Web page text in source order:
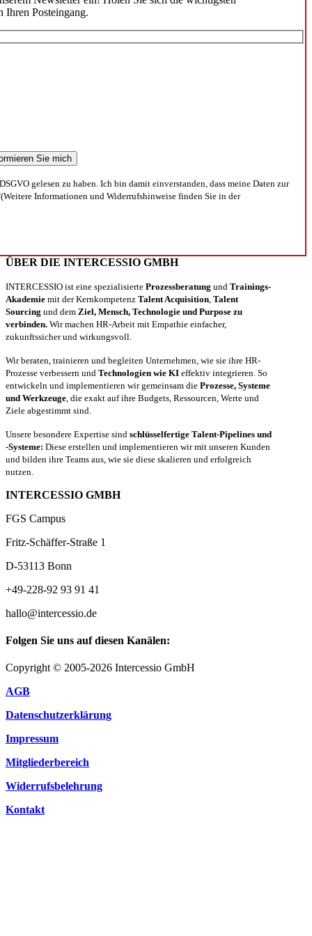
Ihren Posteingang.
gelesen zu haben. Ich bin damit einverstanden, dass meine Daten zur
Informationen und Widerrufshinweise finden Sie in der
ÜBER DIE INTERCESSIO GMBH
INTERCESSIO ist eine spezialisierte Prozessberatung und Trainings-
Akademie mit der Kernkompetenz Talent Acquisition Talent
Sourcing und dem Ziel, Mensch, Technologie und Purpose zu
verbinden. Wir machen HR-Arbeit mit Empathie einfacher,
zukunftssicher und wirkungsvoll.
Wir beraten, trainieren und begleiten Unternehmen, wie sie ihre HR-
Prozesse verbessern und Technologien wie KI effektiv integrieren. So
entwickeln und implementieren wir gemeinsam die Prozesse, Systeme
und Werkzeuge , die exakt auf ihre Budgets, Ressourcen, Werte und
Ziele abgestimmt sind.
Unsere besondere Expertise sind schlüsselfertige Talent-Pipelines und
-Systeme: Diese erstellen und implementieren wir mit unseren Kunden
und bilden ihre Teams aus, wie sie diese skalieren und erfolgreich
nutzen.
INTERCESSIO GMBH
FGS Campus
Fritz-Schäffer-Straße 1
D-53113 Bonn
+49-228-92 93 91 41
hallo@intercessio.de
Folgen Sie uns auf diesen Kanälen:
Copyright © 2005-2026 Intercessio GmbH
AGB
Datenschutzerklärung
Impressum
Mitgliederbereich
Widerrufsbelehrung
Kontakt